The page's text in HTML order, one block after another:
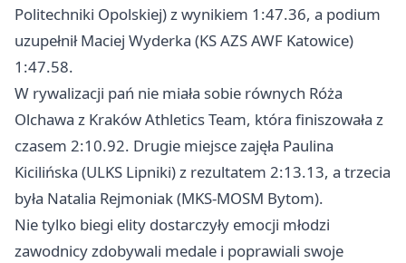
Politechniki Opolskiej) z wynikiem 1:47.36, a podium
uzupełnił Maciej Wyderka (KS AZS AWF Katowice)
1:47.58.
W rywalizacji pań nie miała sobie równych Róża
Olchawa z KrakówAthletics Team, która finiszowała z
czasem 2:10.92. Drugie miejsce zajęła Paulina
Kicilińska (ULKS Lipniki) z rezultatem 2:13.13, a trzecia
była Natalia Rejmoniak (MKS-MOSM Bytom).
Nie tylko biegi elity dostarczyły emocji młodzi
zawodnicy zdobywali medale i poprawiali swoje